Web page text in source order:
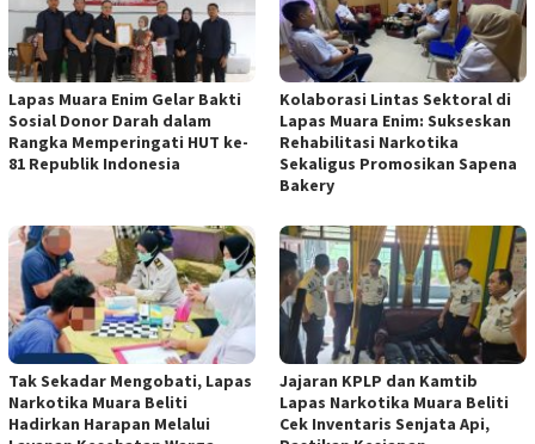
Lapas Muara Enim Gelar Bakti
Sosial Donor Darah dalam
Rangka Memperingati HUT ke-
81 Republik Indonesia
Kolaborasi Lintas Sektoral di
Lapas Muara Enim: Sukseskan
Rehabilitasi Narkotika
Sekaligus Promosikan Sapena
Bakery
Tak Sekadar Mengobati, Lapas
Narkotika Muara Beliti
Hadirkan Harapan Melalui
Jajaran KPLP dan Kamtib
Lapas Narkotika Muara Beliti
Cek Inventaris Senjata Api,